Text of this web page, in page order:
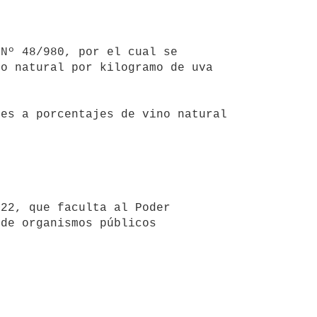
natural por kilogramo de uva
organismos públicos